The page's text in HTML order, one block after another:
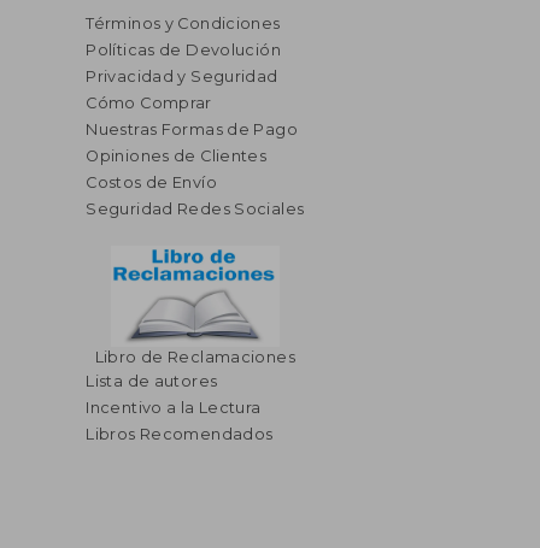
Términos y Condiciones
Políticas de Devolución
Privacidad y Seguridad
Cómo Comprar
Nuestras Formas de Pago
Opiniones de Clientes
Costos de Envío
Seguridad Redes Sociales
Libro de Reclamaciones
Lista de autores
Incentivo a la Lectura
Libros Recomendados